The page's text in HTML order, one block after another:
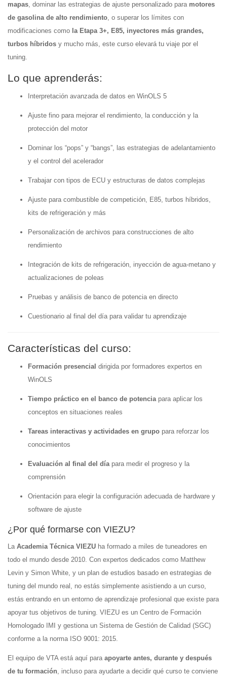
mapas, dominar las estrategias de ajuste personalizado para motores
de gasolina de alto rendimiento, o superar los límites con
modificaciones como la Etapa 3+, E85, inyectores más grandes,
turbos híbridos y mucho más, este curso elevará tu viaje por el
tuning.
Lo que aprenderás:
Interpretación avanzada de datos en WinOLS 5
Ajuste fino para mejorar el rendimiento, la conducción y la
protección del motor
Dominar los “pops” y “bangs”, las estrategias de adelantamiento
y el control del acelerador
Trabajar con tipos de ECU y estructuras de datos complejas
Ajuste para combustible de competición, E85, turbos híbridos,
kits de refrigeración y más
Personalización de archivos para construcciones de alto
rendimiento
Integración de kits de refrigeración, inyección de agua-metano y
actualizaciones de poleas
Pruebas y análisis de banco de potencia en directo
Cuestionario al final del día para validar tu aprendizaje
Características del curso:
Formación presencial dirigida por formadores expertos en
WinOLS
Tiempo práctico en el banco de potenciapara aplicar los
conceptos en situaciones reales
Tareas interactivas y actividades en grupo para reforzar los
conocimientos
Evaluación al final del díapara medir el progreso y la
comprensión
Orientación para elegir la configuración adecuada de hardware y
software de ajuste
¿Por qué formarse con VIEZU?
La Academia Técnica VIEZU ha formado a miles de tuneadores en
todo el mundo desde 2010. Con expertos dedicados como Matthew
Levin y Simon White, y un plan de estudios basado en estrategias de
tuning del mundo real , no estás simplemente asistiendo a un curso,
estás entrando en un entorno de aprendizaje profesional que existe para
apoyar tus objetivos de tuning. VIEZU es un Centro de Formación
Homologado IMI y gestiona un Sistema de Gestión de Calidad (SGC)
conforme a la norma ISO 9001: 2015.
El equipo de VTA está aquí para apoyarte antes, durante y después
de tu formación, incluso para ayudarte a decidir qué curso te conviene